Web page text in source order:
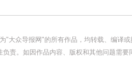
"大众导报网"的所有作品，均转载、编译
责。如因作品内容、版权和其他问题需